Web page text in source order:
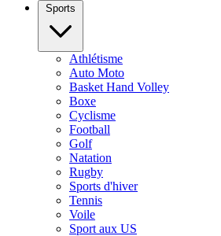
Sports
Athlétisme
Auto Moto
Basket Hand Volley
Boxe
Cyclisme
Football
Golf
Natation
Rugby
Sports d'hiver
Tennis
Voile
Sport aux US